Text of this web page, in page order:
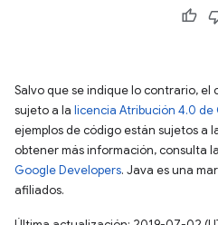
Salvo que se indique lo contrario,
sujeto a la licencia Atribución 4.0
ejemplos de código están sujetos a
obtener más información, consulta
Google Developers. Java es una
afiliados.